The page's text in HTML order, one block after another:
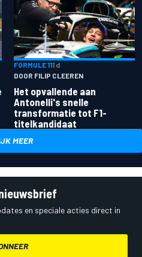
FORMULE 111 d
DOOR FILIP CLEEREN
Het opvallende aan
Antonelli's snelle
transformatie tot F1-
titelkandidaat
MEER
en speciale acties direct in